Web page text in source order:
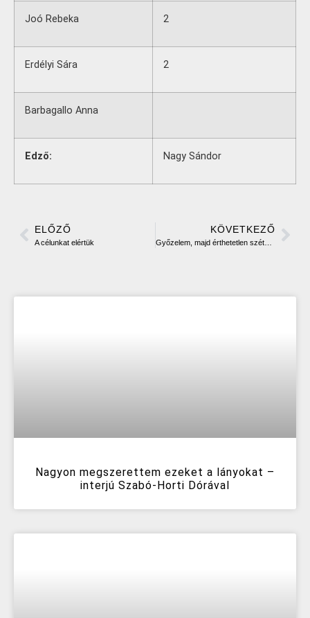
Joó Rebeka 2
Erdélyi Sára 2
Barbagallo Anna
Edző: Nagy Sándor
ELŐZŐ
A célunkat elértük
KÖVETKEZŐ
Győzelem, majd érthetetlen szétesés
Nagyon megszerettem ezeket a lányokat –
interjú Szabó-Horti Dórával